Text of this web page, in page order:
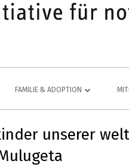
FAMILIE & ADOPTION
JUGEND- UND FAMILIENARBEIT
unserer welt